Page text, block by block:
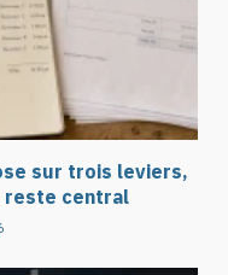
sur trois leviers,
reste central